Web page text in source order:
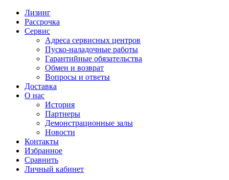
Лизинг
Рассрочка
Сервис
Адреса сервисных центров
Пуско-наладочные работы
Гарантийные обязательства
Обмен и возврат
Вопросы и ответы
Доставка
О нас
История
Партнеры
Демонстрационные залы
Новости
Контакты
Избранное
Сравнить
Личный кабинет